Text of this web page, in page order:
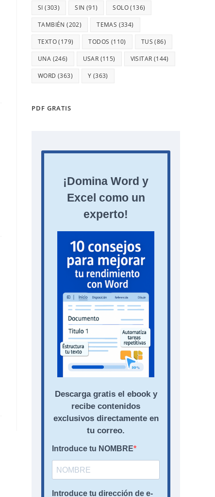
SI (303) SIN (91) SOLO(136)
TAMBIÉN (202) TEMAS (334)
TEXTO(179) TODOS (110) TUS (86)
UNA (246) USAR (115) VISITAR (144)
WORD (363) Y (363)
PDF GRATIS